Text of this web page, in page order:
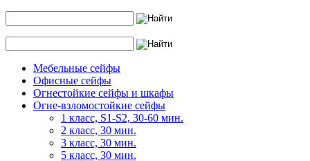
Мебельные сейфы
Офисные сейфы
Огнестойкие сейфы и шкафы
Огне-взломостойкие сейфы
1 класс, S1-S2, 30-60 мин.
2 класс, 30 мин.
3 класс, 30 мин.
5 класс, 30 мин.